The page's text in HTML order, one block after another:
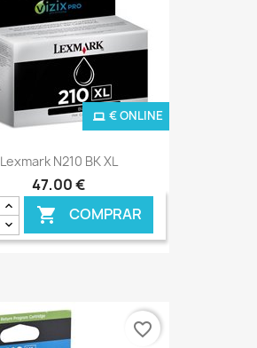
Lexmark N210 BK XL
47,00 €
 COMPRAR
€ ONLINE
favorite_border